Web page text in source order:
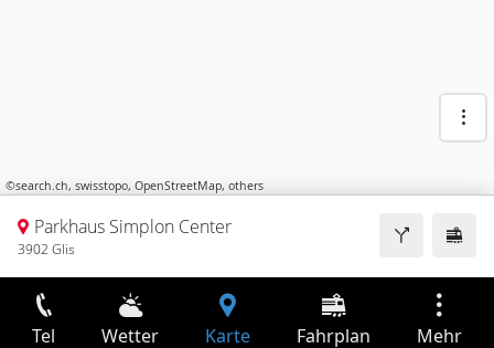
©search.ch, swisstopo, OpenStreetMap, others
Parkhaus Simplon Center
3902 Glis
Tel Wetter Karte Fahrplan Mehr